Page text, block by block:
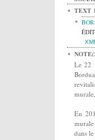
TEXT
XML
Le 22
En
dans